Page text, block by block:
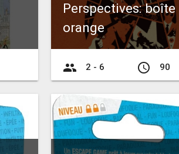
Perspectives: boîte
orange
group 2 - 6 access_time 90